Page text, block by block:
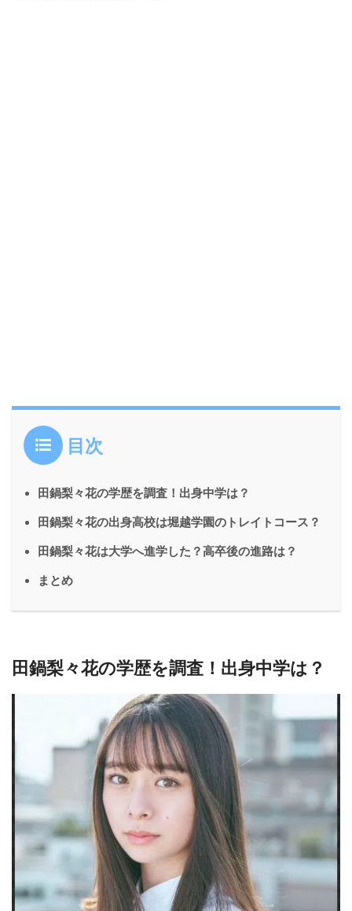
目次
田鍋梨々花の学歴を調査！出身中学は？
田鍋梨々花の出身高校は堀越学園のトレイトコース？
田鍋梨々花は大学へ進学した？高卒後の進路は？
まとめ
田鍋梨々花の学歴を調査！出身中学は？